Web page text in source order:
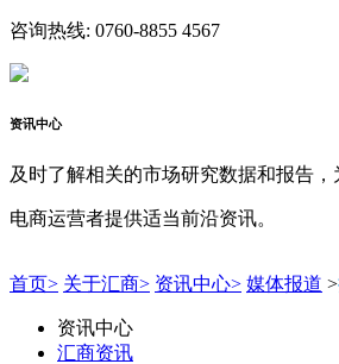
咨询热线: 0760-8855 4567
资讯中心
及时了解相关的市场研究数据和报告，
电商运营者提供适当前沿资讯。
首页> 关于汇商> 资讯中心> 媒体报道 >
资讯中心
汇商资讯